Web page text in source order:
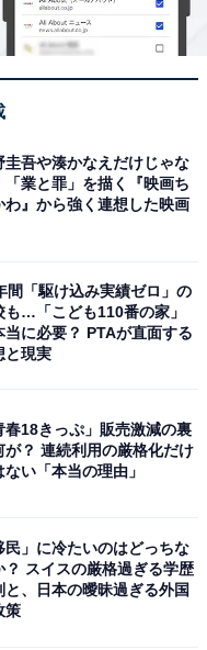
ひじき、豚バラ肉な
より薄めの味付け。
圭吾や湊かなえだけじゃな
「業と罪」を描く『映画ち
わ』から強く連想した映画
間「駆け込み実績ゼロ」の
も…「こども110番の家」
当に必要？ PTAが直面する
と現実
春18きっぷ」販売激減の裏
が？ 連続利用の厳格化だけ
ない「本当の理由」
民」に冷たいのはどっちな
？ スイスの厳格過ぎる学歴
と、日本の曖昧過ぎる外国
策